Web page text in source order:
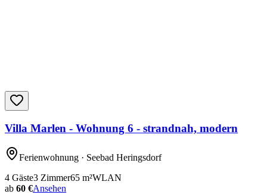
Villa Marlen - Wohnung 6 - strandnah, modern
Ferienwohnung · Seebad Heringsdorf
4 Gäste3 Zimmer65 m²WLAN
ab 60 €Ansehen